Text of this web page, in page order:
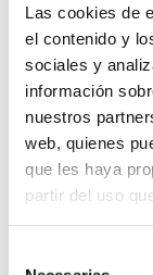
Las cookies de
el contenido y
sociales y
información
nuestros
web, quienes
que les haya
partir del uso